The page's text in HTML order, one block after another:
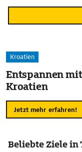
Kroatien
Entspannen
Kroatien
Jetzt mehr erfahren!
Beliebte Ziele in